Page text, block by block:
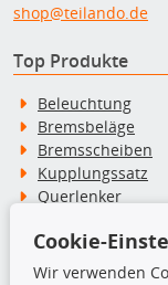
shop@teilando.de
Top Produkte
Beleuchtung
Bremsbeläge
Bremsscheiben
Kupplungssatz
Querlenker
Stoßdämpfer
Cookie-
Wir verwenden